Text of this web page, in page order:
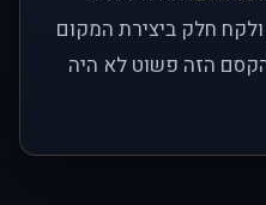
חלק ביצירת המקום
הזה פשוט לא היה